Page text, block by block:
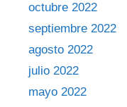
octubre 2022
septiembre 2022
agosto 2022
julio 2022
mayo 2022